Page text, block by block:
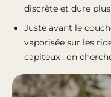
discrète et dure
Juste avant le
vaporisée sur les
capiteux : on